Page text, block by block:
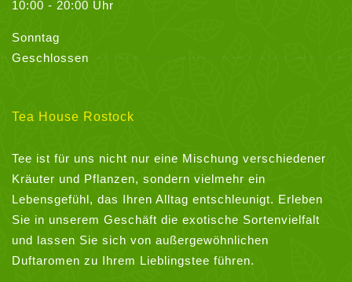
10:00 - 20:00 Uhr
Sonntag
Geschlossen
Tea House Rostock
Tee ist für uns nicht nur eine Mischung verschiedener
Kräuter und Pflanzen, sondern vielmehr ein
Lebensgefühl, das Ihren Alltag entschleunigt. Erleben
Sie in unserem Geschäft die exotische Sortenvielfalt
und lassen Sie sich von außergewöhnlichen
Duftaromen zu Ihrem Lieblingstee führen.